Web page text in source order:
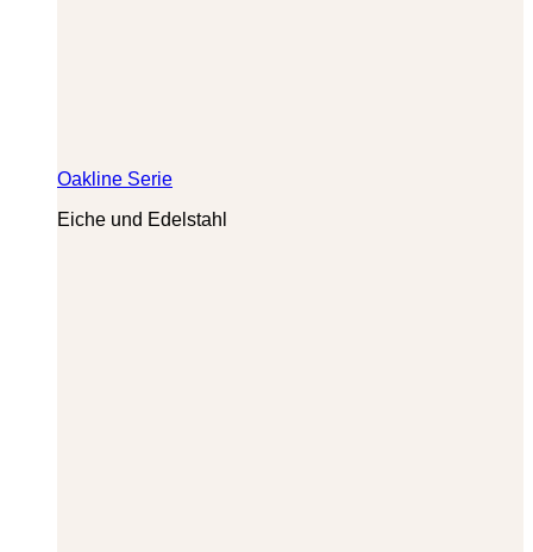
Oakline Serie
Eiche und Edelstahl